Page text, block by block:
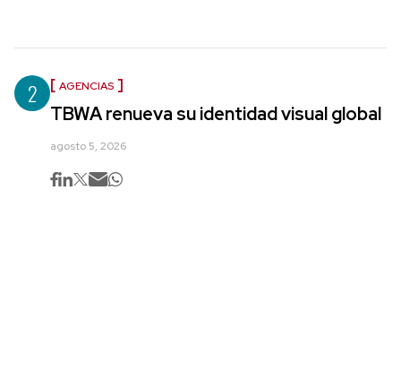
2 AGENCIAS
TBWA renueva su identidad visual global
agosto 5, 2026